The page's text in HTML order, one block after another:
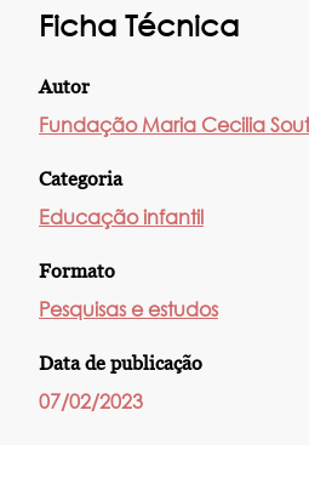
Ficha Técnica
Autor
Fundação Maria Cecilia
Categoria
Educação infantil
Formato
Pesquisas e estudos
Data de publicação
07/02/2023